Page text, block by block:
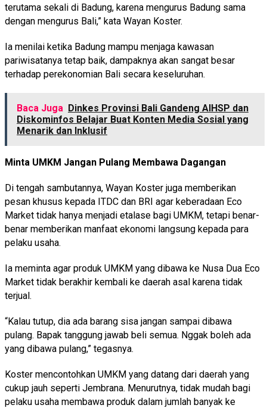
terutama sekali di Badung, karena mengurus Badung sama
dengan mengurus Bali,” kata Wayan Koster.
Ia menilai ketika Badung mampu menjaga kawasan
pariwisatanya tetap baik, dampaknya akan sangat besar
terhadap perekonomian Bali secara keseluruhan.
Baca Juga Dinkes Provinsi Bali Gandeng AIHSP dan
Diskominfos Belajar Buat Konten Media Sosial yang
Menarik dan Inklusif
Minta UMKM Jangan Pulang Membawa Dagangan
Di tengah sambutannya, Wayan Koster juga memberikan
pesan khusus kepada ITDC dan BRI agar keberadaan Eco
Market tidak hanya menjadi etalase bagi UMKM, tetapi benar-
benar memberikan manfaat ekonomi langsung kepada para
pelaku usaha.
Ia meminta agar produk UMKM yang dibawa ke Nusa Dua Eco
Market tidak berakhir kembali ke daerah asal karena tidak
terjual.
“Kalau tutup, dia ada barang sisa jangan sampai dibawa
pulang. Bapak tanggung jawab beli semua. Nggak boleh ada
yang dibawa pulang,” tegasnya.
Koster mencontohkan UMKM yang datang dari daerah yang
cukup jauh seperti Jembrana. Menurutnya, tidak mudah bagi
pelaku usaha membawa produk dalam jumlah banyak ke